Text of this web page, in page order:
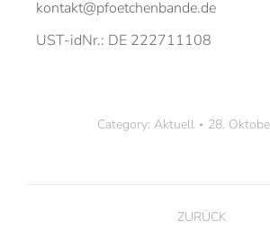
kontakt@pfoetchenbande.de
UST-idNr.: DE 222711108
Category: Aktuell 28.
ZURÜCK